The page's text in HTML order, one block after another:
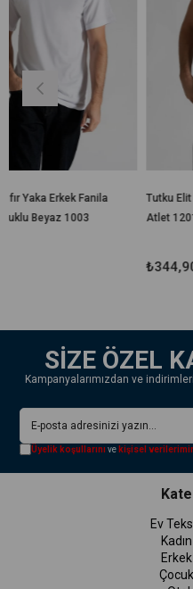
Tutku Elit Erkek Modal
Atlet 1201
SİZE ÖZEL
Kampanyalarımızdan ve
Üyelik koşullarını ve kişisel
Ev